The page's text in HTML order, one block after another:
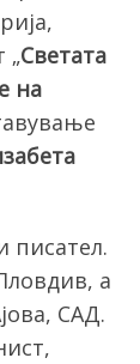
„Светата
на
писател.
a
САД.